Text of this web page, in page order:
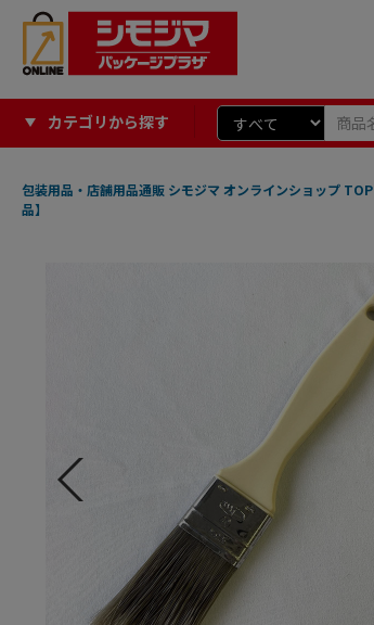
カテゴリから探す
包装用品・店舗用品通販 シモジマ オンラインショップ TOP
品】